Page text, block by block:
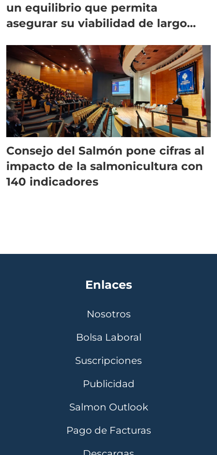
un equilibrio que permita
asegurar su viabilidad de largo
Consejo del Salmón pone cifras al
impacto de la salmonicultura con
140 indicadores
Enlaces
Nosotros
Bolsa Laboral
Suscripciones
Publicidad
Salmon Outlook
Pago de Facturas